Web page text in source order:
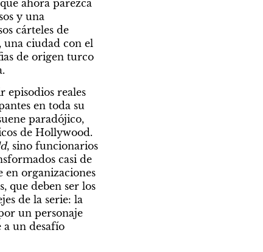
ahora parezca
y una
cárteles de
una ciudad con el
de origen turco
reales
en toda su
paradójico,
de Hollywood.
, sino funcionarios
casi de
en organizaciones
que deben ser los
de la serie: la
un personaje
un desafío